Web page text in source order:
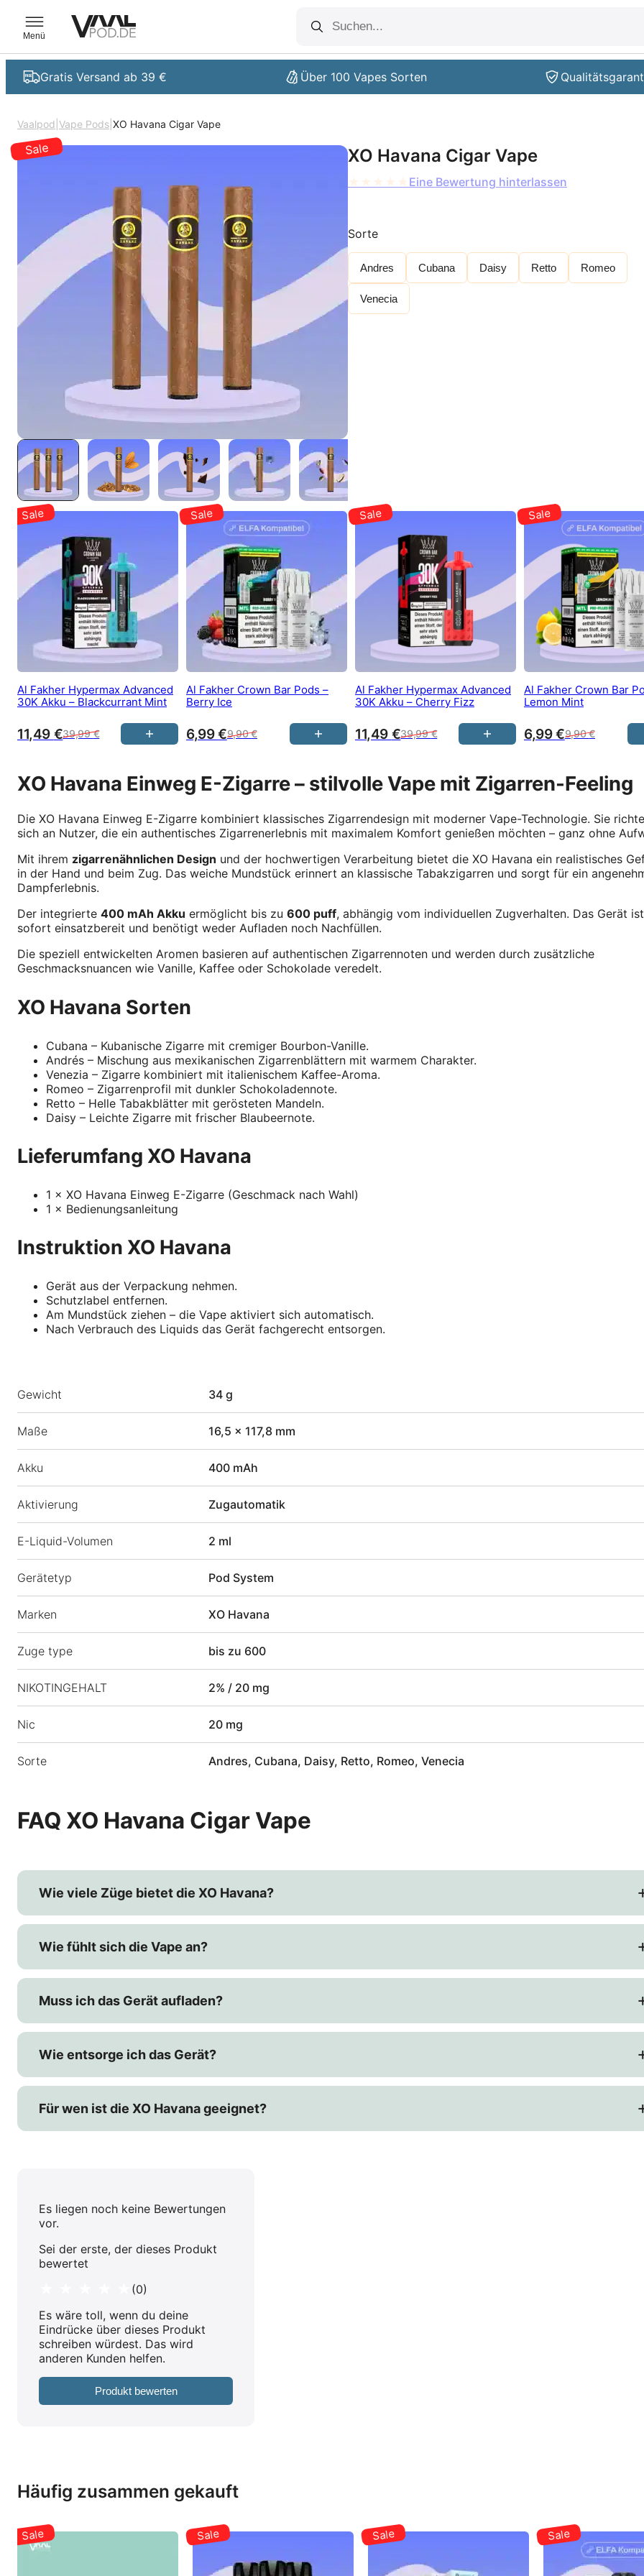
Inhalt
springen
Menü
Gratis Versand ab 39 € Über 100 Vapes Sorten
Vaalpod Vape Pods XO Havana Cigar Vape
XO Havana Cigar Vape
★ ★ ★ ★ ★ Eine Bewertung hinterlassen
Sorte
Andres Cubana Daisy Retto Romeo
Venecia
Al Fakher Hypermax Advanced
30K Akku – Blackcurrant Mint
39,99€
11,49 €
Al Fakher Crown Bar Pods –
Berry Ice
9,90€
6,99€
Al Fakher Hypermax Advanced
30K Akku – Cherry Fizz
39,99€
11,49 €
Al Fakher Crown Bar
Lemon Mint
9,90€
6,99€
XO Havana Einweg E-Zigarre – stilvolle Vape mit Zigarren-Feeling
Die XO Havana Einweg E-Zigarre kombiniert klassisches Zigarrendesign mit moderner Vape-Technologie. Sie
sich an Nutzer, die ein authentisches Zigarrenerlebnis mit maximalem Komfort genießen möchten – ganz ohne
Mit ihrem zigarrenähnlichen Design und der hochwertigen Verarbeitung bietet die XO Havana ein realistisches
in der Hand und beim Zug. Das weiche Mundstück erinnert an klassische Tabakzigarren und sorgt für ein
Dampferlebnis.
Der integrierte 400 mAh Akku ermöglicht bis zu 600 puff, abhängig vom individuellen Zugverhalten. Das Gerät ist
sofort einsatzbereit und benötigt weder Aufladen noch Nachfüllen.
Die speziell entwickelten Aromen basieren auf authentischen Zigarrennoten und werden durch zusätzliche
Geschmacksnuancen wie Vanille, Kaffee oder Schokolade veredelt.
XO Havana Sorten
Cubana – Kubanische Zigarre mit cremiger Bourbon-Vanille.
Andrés – Mischung aus mexikanischen Zigarrenblättern mit warmem Charakter.
Venezia – Zigarre kombiniert mit italienischem Kaffee-Aroma.
Romeo – Zigarrenprofil mit dunkler Schokoladennote.
Retto – Helle Tabakblätter mit gerösteten Mandeln.
Daisy – Leichte Zigarre mit frischer Blaubeernote.
Lieferumfang XO Havana
1 × XO Havana Einweg E-Zigarre (Geschmack nach Wahl)
1 × Bedienungsanleitung
Instruktion XO Havana
Gerät aus der Verpackung nehmen.
Schutzlabel entfernen.
Am Mundstück ziehen – die Vape aktiviert sich automatisch.
Nach Verbrauch des Liquids das Gerät fachgerecht entsorgen.
Gewicht 34 g
Maße 16,5 × 117,8 mm
Akku 400 mAh
Aktivierung Zugautomatik
E-Liquid-Volumen 2 ml
Gerätetyp Pod System
Marken XO Havana
Zuge type bis zu 600
NIKOTINGEHALT 2% / 20 mg
Nic 20 mg
Sorte Andres, Cubana, Daisy, Retto, Romeo, Venecia
FAQ XO Havana Cigar Vape
Wie viele Züge bietet die XO Havana?
Wie fühlt sich die Vape an?
Muss ich das Gerät aufladen?
Wie entsorge ich das Gerät?
Für wen ist die XO Havana geeignet?
Es liegen noch keine Bewertungen
vor.
Sei der erste, der dieses Produkt
bewertet
(0)
Es wäre toll, wenn du deine
Eindrücke über dieses Produkt
schreiben würdest. Das wird
anderen Kunden helfen.
Produkt bewerten
Häufig zusammen gekauft